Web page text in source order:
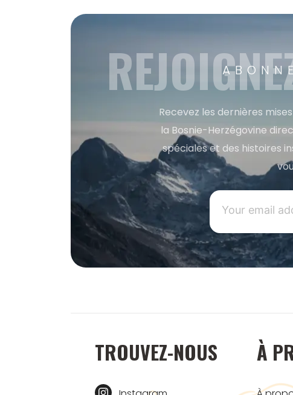
Recevez les dernières
la Bosnie-Herzégovine
spéciales et des histoires
TROUVEZ-NOUS À